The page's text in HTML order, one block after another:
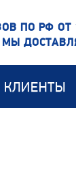
ПО РФ ОТ
МЫ